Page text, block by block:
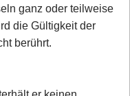
ganz oder teilweise
die Gültigkeit der
berührt.